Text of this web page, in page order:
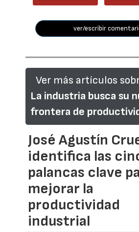
ver/escribir
Ver más artículos
La industria busca su
frontera de
José Agustín
identifica las
palancas clave
mejorar la
productividad
industrial